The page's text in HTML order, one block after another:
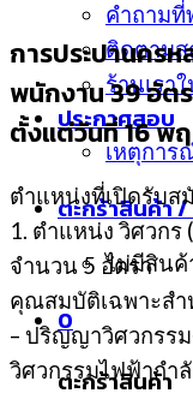
คำถามที่
ติดตามส
ร้านเรา
ประกาศสอบ
เหตุการ
ตะกร้าสินค้า /
ไม่มีสินค้
0
ตะกร้าสินค้า
การประปานคร
พนักงาน 39 อัต
ตั้งแต่วันที่ 16 พ
ตำแหน่งที่เปิดรับส
1. ตำแหน่ง วิศวกร
จํานวน 5 อัตรา
คุณสมบัติเฉพาะส
– ปริญญาวิศวกรร
วิศวกรรมไฟฟ้ากําลั